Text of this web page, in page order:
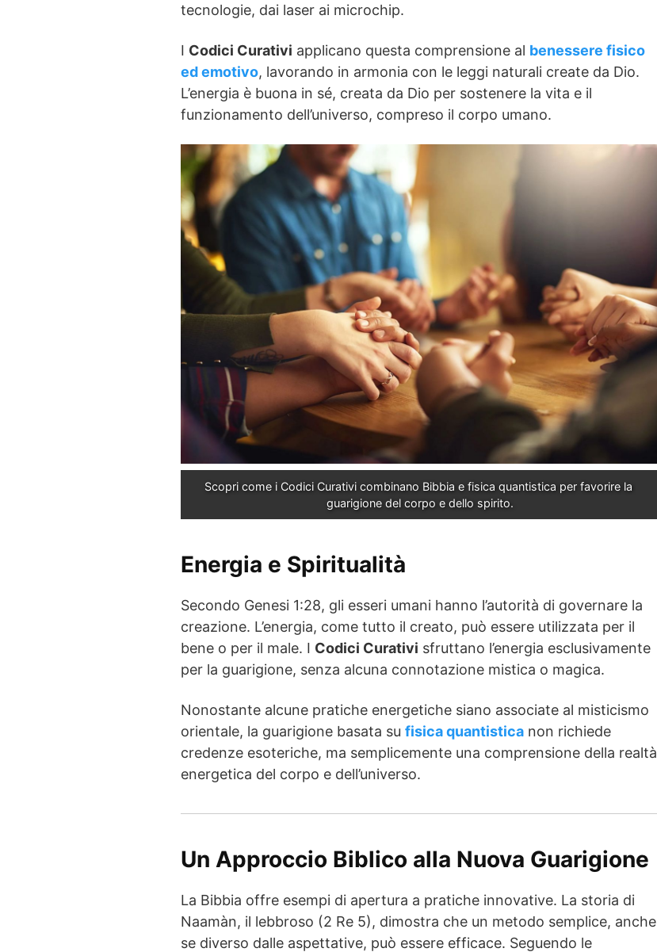
tecnologie, dai laser ai microchip.
I Codici Curativi applicano questa comprensione al benessere fisico
ed emotivo, lavorando in armonia con le leggi naturali create da Dio.
L’energia è buona in sé, creata da Dio per sostenere la vita e il
funzionamento dell’universo, compreso il corpo umano.
Scopri come i Codici Curativi combinano Bibbia e fisica quantistica per favorire la
guarigione del corpo e dello spirito.
Energia e Spiritualità
Secondo Genesi 1:28, gli esseri umani hanno l’autorità di governare la
creazione. L’energia, come tutto il creato, può essere utilizzata per il
bene o per il male. I Codici Curativi sfruttano l’energia esclusivamente
per la guarigione, senza alcuna connotazione mistica o magica.
Nonostante alcune pratiche energetiche siano associate al misticismo
orientale, la guarigione basata su fisica quantistica non richiede
credenze esoteriche, ma semplicemente una comprensione della realtà
energetica del corpo e dell’universo.
Un Approccio Biblico alla Nuova Guarigione
La Bibbia offre esempi di apertura a pratiche innovative. La storia di
Naamàn, il lebbroso (2 Re 5), dimostra che un metodo semplice, anche
se diverso dalle aspettative, può essere efficace. Seguendo le